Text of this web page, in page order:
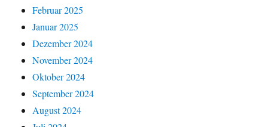
Februar 2025
Januar 2025
Dezember 2024
November 2024
Oktober 2024
September 2024
August 2024